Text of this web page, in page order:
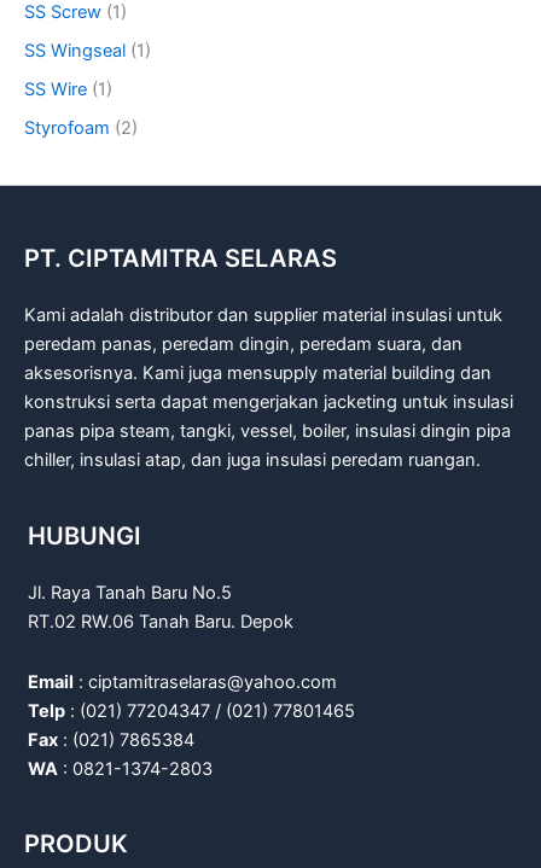
SS Screw (1)
SS Wingseal (1)
SS Wire (1)
Styrofoam (2)
PT. CIPTAMITRA SELARAS
Kami adalah distributor dan supplier material insulasi untuk
peredam panas, peredam dingin, peredam suara, dan
aksesorisnya. Kami juga mensupply material building dan
konstruksi serta dapat mengerjakan jacketing untuk insulasi
panas pipa steam, tangki, vessel, boiler, insulasi dingin pipa
chiller, insulasi atap, dan juga insulasi peredam ruangan.
HUBUNGI
Jl. Raya Tanah Baru No.5
RT.02 RW.06 Tanah Baru. Depok
Email : ciptamitraselaras@yahoo.com
Telp : (021) 77204347 / (021) 77801465
Fax : (021) 7865384
WA : 0821-1374-2803
PRODUK